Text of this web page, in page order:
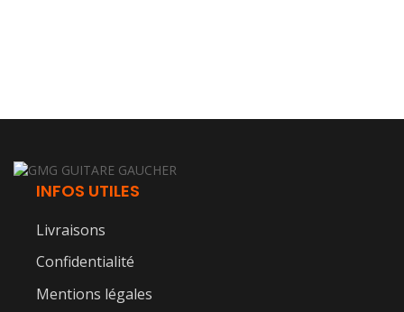
INFOS UTILES
Livraisons
Confidentialité
Mentions légales